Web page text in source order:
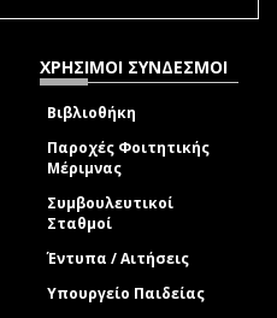
ΧΡΗΣΙΜΟΙ ΣΥΝΔΕΣΜΟΙ
Βιβλιοθήκη
Παροχές Φοιτητικής
Μέριμνας
Συμβουλευτικοί
Σταθμοί
Έντυπα / Αιτήσεις
Υπουργείο Παιδείας